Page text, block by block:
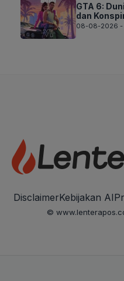
GTA 6:
dan
08-08-2026 -
DisclaimerKebijakan AI
©